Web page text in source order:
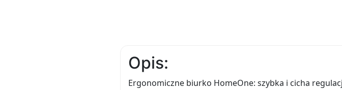
Opis:
Ergonomiczne biurko HomeOne: szybka i cicha